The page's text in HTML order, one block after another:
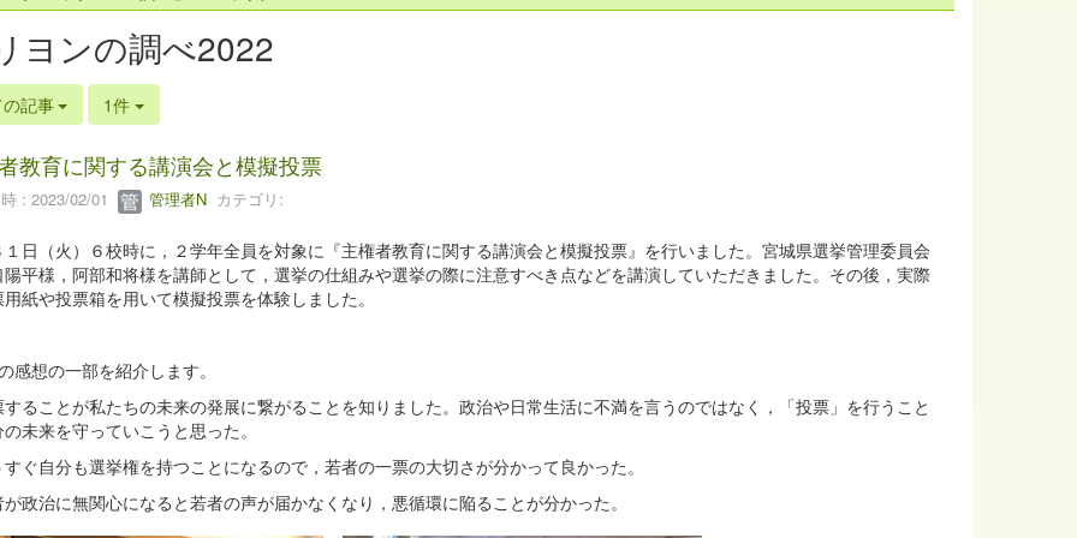
ヨンの調べ2022
記事 1件
教育に関する講演会と模擬投票
: 2023/02/01 管理者Nカテゴリ:
日（火）６校時に，２学年全員を対象に『主権者教育に関する講演会と模擬投票』を行いました。宮城県選挙管理委員会
平様，阿部和将様を講師として，選挙の仕組みや選挙の際に注意すべき点などを講演していただきました。その後，実際
紙や投票箱を用いて模擬投票を体験しました。
感想の一部を紹介します。
ることが私たちの未来の発展に繋がることを知りました。政治や日常生活に不満を言うのではなく，「投票」を行うこと
未来を守っていこうと思った。
ぐ自分も選挙権を持つことになるので，若者の一票の大切さが分かって良かった。
政治に無関心になると若者の声が届かなくなり，悪循環に陥ることが分かった。